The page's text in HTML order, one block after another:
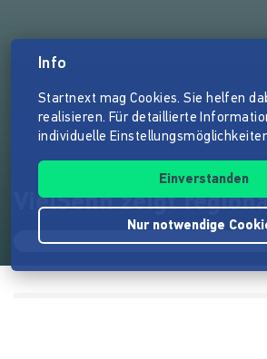
VielSehn zeigt
Info
Startnext mag Cookies. Sie helfen
realisieren. Für detaillierte
individuelle
Einverstanden
Nur notwendige